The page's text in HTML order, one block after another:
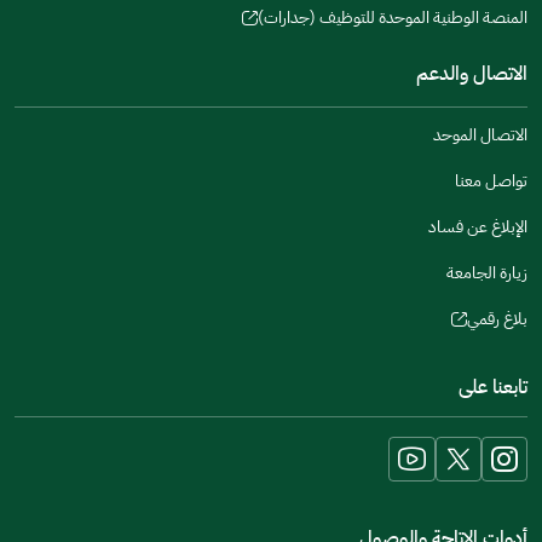
window)
new
new
window)
المنصة الوطنية الموحدة للتوظيف (جدارات)
window)
الاتصال والدعم
الاتصال الموحد
تواصل معنا
الإبلاغ عن فساد
زيارة الجامعة
بلاغ رقمي
(opens
new
window)
تابعنا على